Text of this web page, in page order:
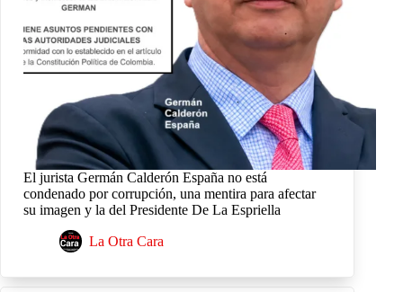
El jurista Germán Calderón España no está
condenado por corrupción, una mentira para afectar
su imagen y la del Presidente De La Espriella
La Otra Cara